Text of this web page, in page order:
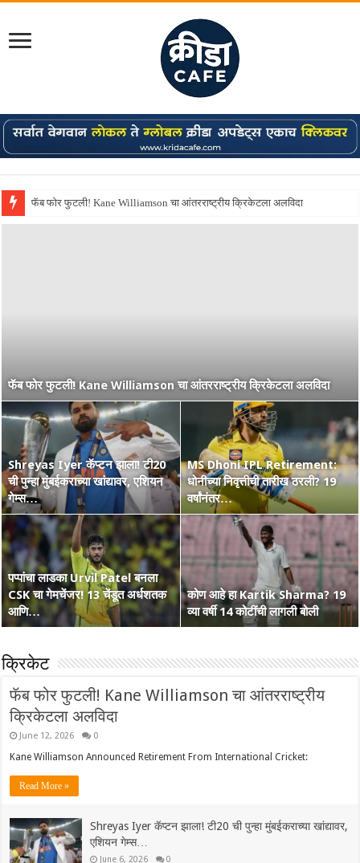
Shreyas Iyer कॅप्टन झाला! टी20 ची पुन्हा मुंबईकराच्या खांद्यावर, एशियन गेम्स…
फॅब फोर फुटली! Kane Williamson चा आंतरराष्ट्रीय क्रिकेटला अलविदा
Shreyas Iyer कॅप्टन झाला! टी20
ची पुन्हा मुंबईकराच्या खांद्यावर, एशियन
गेम्स…
MS Dhoni IPL Retirement:
धोनीच्या निवृत्तीची तारीख ठरली? 19
वर्षांनंतर…
पप्पांचा लाडका Urvil Patel बनला
CSK चा गेमचेंजर! 13 चेंडूत अर्धशतक
आणि…
कोण आहे हा Kartik Sharma? 19
व्या वर्षी 14 कोटींची लागली बोली
मेहनत आणि CSK चा विश्वास…
कोण हा Raghu Sharma? वय 33,
कृष्णभक्त, शेन वॉर्न आणि बरंच काही
वंडर बॉय Vaibhav Suryavanshi
चा आणखी एक शतकी धमाका! 36 चेंडूत
…
सरपंच श्रेयसच्या Punjab Kings चा
वर्ल्ड रेकॉर्ड! दिल्लीविरूद्ध चेस केले 264
Australia Retain The Ashes
2025-2026
क्रिकेट
फॅब फोर फुटली! Kane Williamson चा आंतरराष्ट्रीय
क्रिकेटला अलविदा
June 12, 2026 0
Kane Williamson Announced Retirement From International Cricket:
Read More »
Shreyas Iyer कॅप्टन झाला! टी20 ची पुन्हा मुंबईकराच्या खांद्यावर,
एशियन गेम्स…
June 6, 2026 0